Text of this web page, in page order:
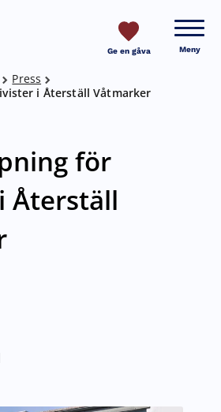
Ge en gåva Meny
Press
i Återställ Våtmarker
för
Återställ